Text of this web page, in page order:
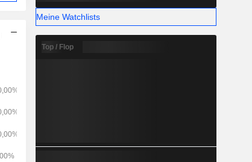
Meine Watchlists
Top / Flop